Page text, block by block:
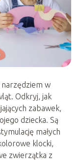
narzędziem w
Odkryj, jak
zabawek,
dziecka. Są
małych
klocki,
zwierzątka z